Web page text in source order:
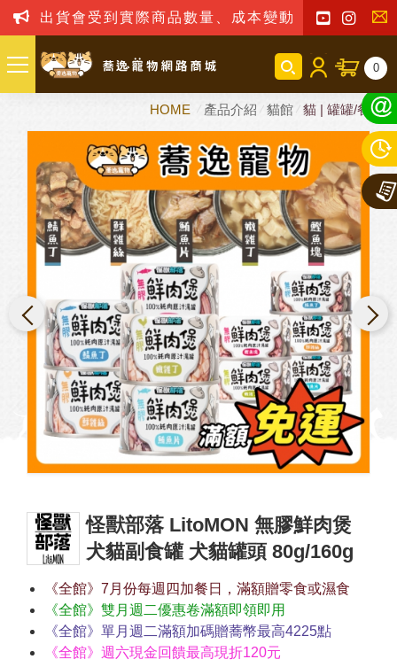
貨會受到實際商品數量、成本變動之影響，我司保留訂
聯
我
們
0
HOME 產品介紹 貓館 貓 | 罐罐/餐包
怪獸部落 LitoMON 無膠鮮肉煲
犬貓副食罐 犬貓罐頭 80g/160g
《全館》7月份每週四加餐日，滿額贈零食或濕食
《全館》雙月週二優惠卷滿額即領即用
《全館》單月週二滿額加碼贈蕎幣最高4225點
《全館》週六現金回饋最高現折120元